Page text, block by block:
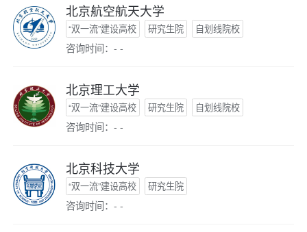
北京航空航天大学
“双一流”建设高校 研究生院 自划线院校
咨询时间：- -
北京理工大学
“双一流”建设高校 研究生院 自划线院校
咨询时间：- -
北京科技大学
“双一流”建设高校 研究生院
咨询时间：- -